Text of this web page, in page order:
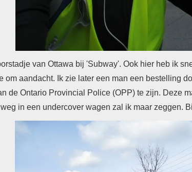
van Ottawa bij 'Subway'. Ook hier heb ik
om aandacht. Ik zie later een man een bestelling
de Ontario Provincial Police (OPP) te zijn. Deze
in een undercover wagen zal ik maar zeggen.